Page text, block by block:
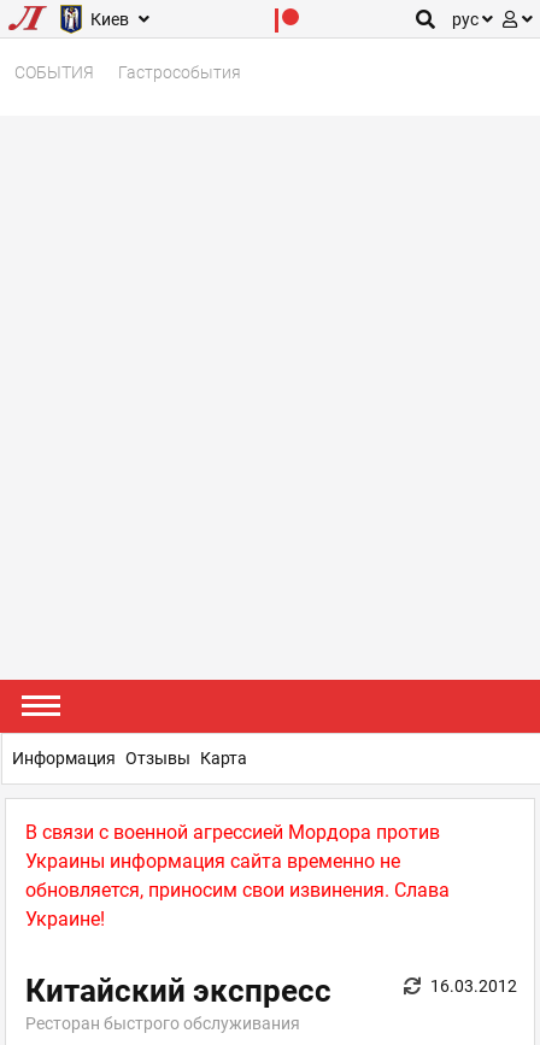
Киев рус
СОБЫТИЯ Гастрособытия
В связи с военной агрессией Мордора против
Украины информация сайта временно не
обновляется, приносим свои извинения. Слава
Украине!
Китайский экспресс
Ресторан быстрого обслуживания
16.03.2012
Информация Отзывы Карта